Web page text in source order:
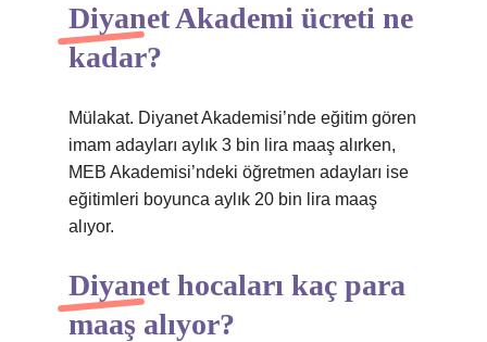
Diyanet Akademi ücreti ne
kadar?
Mülakat. Diyanet Akademisi’nde eğitim gören
imam adayları aylık 3 bin lira maaş alırken,
MEB Akademisi’ndeki öğretmen adayları ise
eğitimleri boyunca aylık 20 bin lira maaş
alıyor.
Diyanet hocaları kaç para
maaş alıyor?